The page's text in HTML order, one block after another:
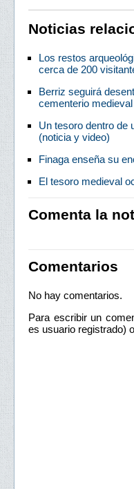
Noticias
Los restos
cerca de 200
Berriz seguirá
cementerio
Un tesoro dentro de
(noticia y video)
Finaga enseña su
El tesoro medieval
Comenta la
Comentarios
No hay comentarios.
Para escribir un
es usuario registrado) o